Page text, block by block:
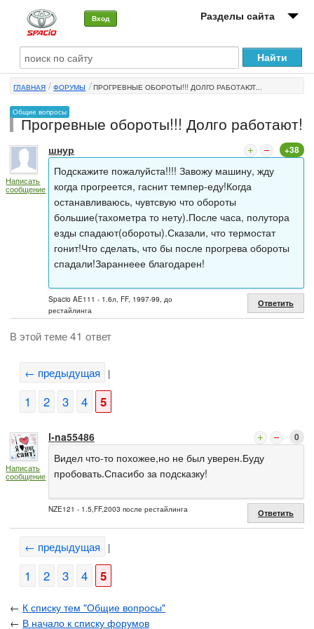
Вход Разделы сайта
О машине
Автоклуб
Форумы
Сервисы и услуги
Новости
ГЛАВНАЯ ФОРУМЫ ПРОГРЕВНЫЕ ОБОРОТЫ!!! ДОЛГО РАБОТАЮТ...
Общие вопросы
Прогревные обороты!!! Долго работают!
Написать
сообщение
шнур +38
Подскажите пожалуйста!!!! Завожу машину, жду
когда прогреется, гаснит темпер-еду!Когда
останавливаюсь, чувтсвую что обороты
большие(тахометра то нету).После часа, полутора
езды спадают(обороты).Сказали, что термостат
гонит!Что сделать, что бы после прогрева обороты
спадали!Зараннеее благодарен!
Spacio AE111 - 1.6л, FF, 1997-99, до
рестайлинга
Ответить
В этой теме 41 ответ
← предыдущая |
1 2 3 4 5
Написать
сообщение
l-na55486 0
Видел что-то похожее,но не был уверен.Буду
пробовать.Спасибо за подсказку!
NZE121 - 1.5,FF,2003 после рестайлинга Ответить
← предыдущая |
1 2 3 4 5
← К списку тем "Общие вопросы"
← В начало к списку форумов